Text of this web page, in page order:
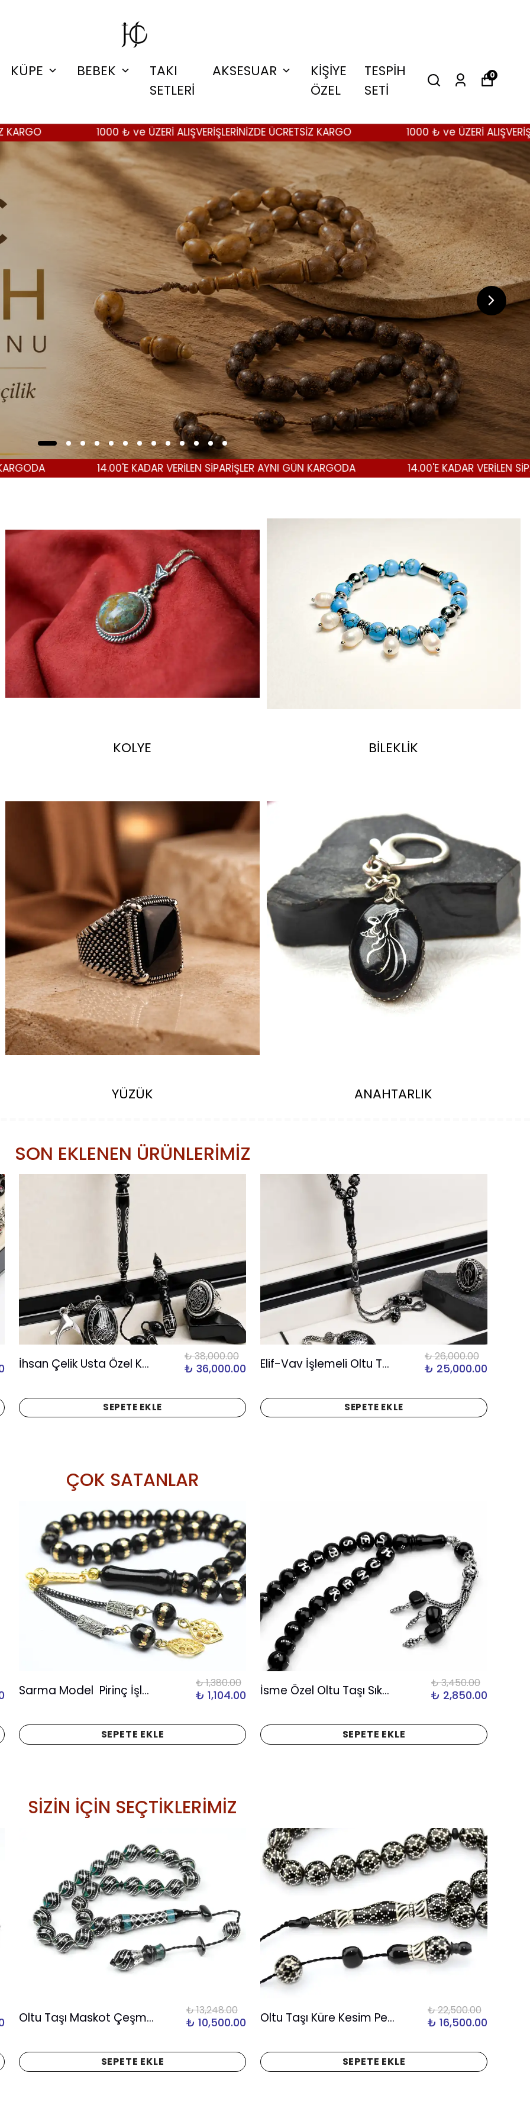
KÜPE BEBEK
TAKI
SETLERİ
AKSESUAR
KİŞİYE
ÖZEL
TESPİH
SETİ
0
1000 ₺ ve ÜZERİ ALIŞVERİŞLERİNİZDE ÜCRETSİZ KARGO 1000 ₺ ve ÜZERİ ALIŞVERİŞLERİNİZDE
14.00'E KADAR VERİLEN SİPARİŞLER AYNI GÜN KARGODA 14.00'E KADAR VERİLEN SİPARİŞLER AYNI
KOLYE BİLEKLİK
YÜZÜK ANAHTARLIK
SON EKLENEN ÜRÜNLERİMİZ
İhsan Çelik Usta Özel Kutulu Koleksiyon Tespih Seti ₺ 38,000.00
₺ 36,000.00
SEPETE EKLE
Elif-Vav İşlemeli Oltu Taşı Tespih Seti ₺ 26,000.00
₺ 25,000.00
SEPETE EKLE
ÇOK SATANLAR
Sarma Model Pirinç İşlemeli Tespih ₺ 1,380.00
₺ 1,104.00
SEPETE EKLE
İsme Özel Oltu Taşı Sıkma Tespih ₺ 3,450.00
₺ 2,850.00
SEPETE EKLE
SİZİN İÇİN SEÇTİKLERİMİZ
Oltu Taşı Maskot Çeşmi Bülbül İşlemeli Tespih ₺ 13,248.00
₺ 10,500.00
SEPETE EKLE
Oltu Taşı Küre Kesim Petek İşleme Oltu Taşı Tespih ₺ 22,500.00
₺ 16,500.00
SEPETE EKLE